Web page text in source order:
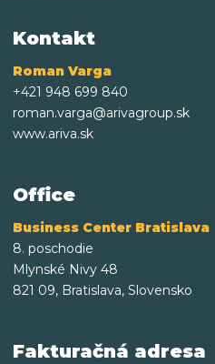
Kontakt
Roman Varga
+421 948 699 840
roman.varga@arivagroup.sk
www.ariva.sk
Office
Business Center Bratislava
8. poschodie
Mlynské Nivy 48
821 09, Bratislava, Slovensko
Fakturačná adresa